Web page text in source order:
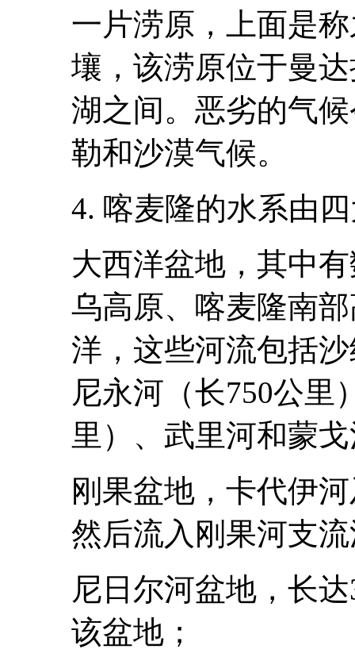
一片涝原，上面是
壤，该涝原位于曼
湖之间。恶劣的气
勒和沙漠气候。
4. 喀麦隆的水系由
大西洋盆地，其中
乌高原、喀麦隆南
洋，这些河流包括
尼永河（长750公里
里）、武里河和蒙
刚果盆地，卡代伊
然后流入刚果河支
尼日尔河盆地，长
该盆地；